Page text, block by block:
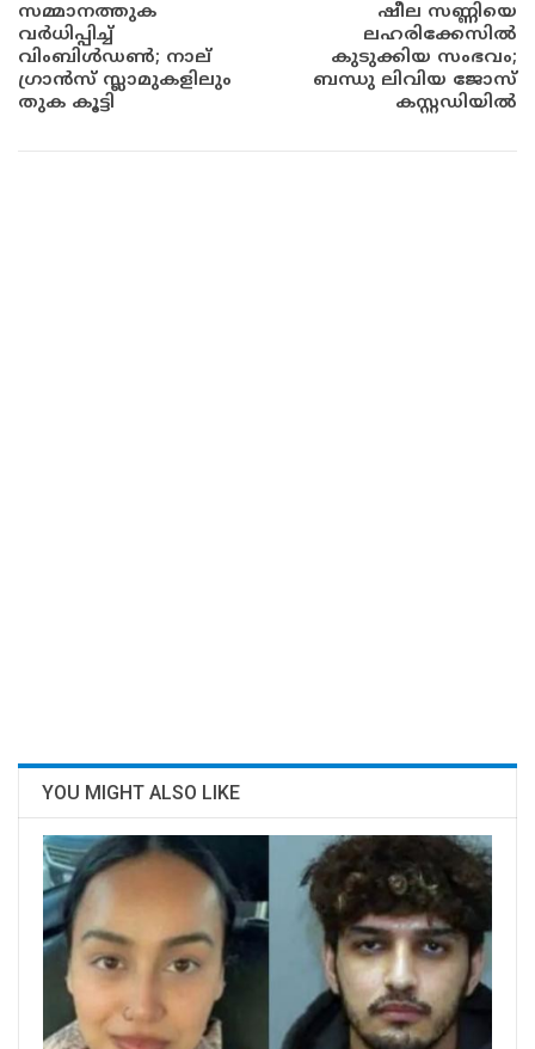
സമ്മാനത്തുക
വര്‍ധിപ്പിച്ച്
വിംബിള്‍ഡണ്‍; നാല്
ഗ്രാന്‍സ് സ്ലാമുകളിലും
തുക കൂട്ടി
ഷീല സണ്ണിയെ
ലഹരിക്കേസിൽ
കുടുക്കിയ സംഭവം;
ബന്ധു ലിവിയ ജോസ്
കസ്റ്റഡിയില്‍
YOU MIGHT ALSO LIKE